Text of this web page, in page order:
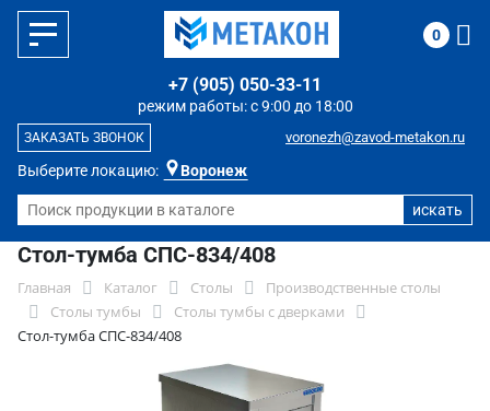
Выберите локацию: Воронеж
режим работы: с 9:00 до 18:00
+7 (905) 050-33-11
voronezh@zavod-metakon.ru
ЗАКАЗАТЬ ЗВОНОК
0
Стол-тумба СПС-834/408
Главная Каталог Столы
Производственные столы
Столы тумбы
Столы тумбы с дверками
Стол-тумба СПС-834/408